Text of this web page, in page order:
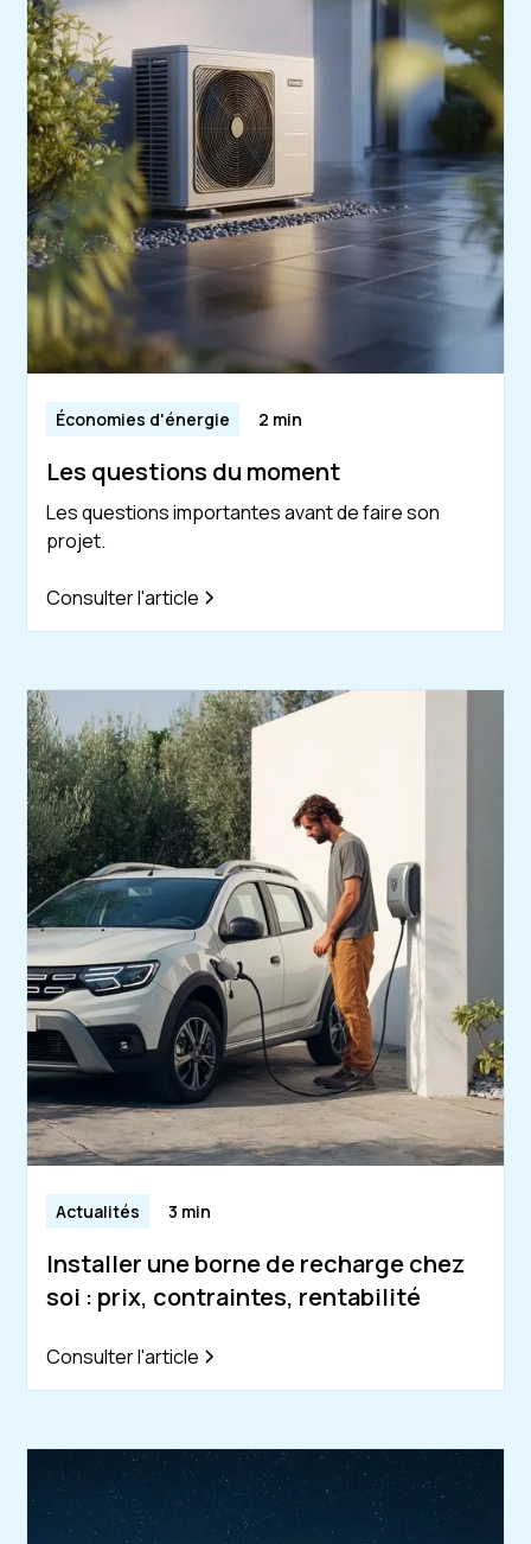
Économies d'énergie 2 min
Les questions du moment
Les questions importantes avant de faire son
projet.
Consulter l'article
Actualités 3 min
Installer une borne de recharge chez
soi : prix, contraintes, rentabilité
Consulter l'article